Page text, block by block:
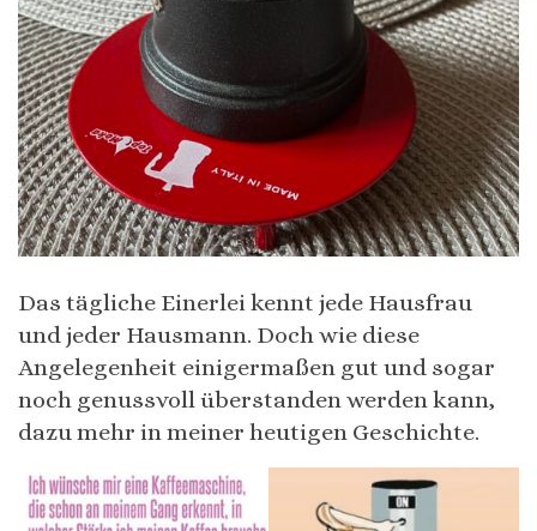
Das tägliche Einerlei kennt jede Hausfrau
und jeder Hausmann. Doch wie diese
Angelegenheit einigermaßen gut und sogar
noch genussvoll überstanden werden kann,
dazu mehr in meiner heutigen Geschichte.